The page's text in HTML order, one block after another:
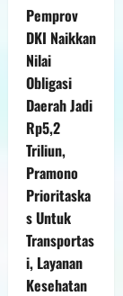
Pemprov
DKI Naikkan
Nilai
Obligasi
Daerah Jadi
Rp5,2
Triliun,
Pramono
Prioritaska
s Untuk
Transportas
i, Layanan
Kesehatan